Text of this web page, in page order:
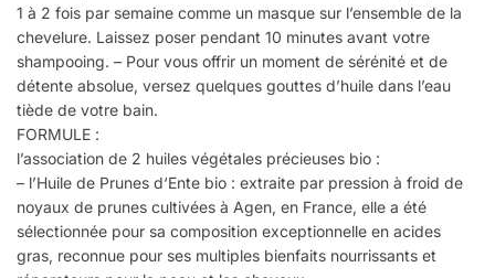
1 à 2 fois par semaine comme un masque sur l’ensemble de la
chevelure. Laissez poser pendant 10 minutes avant votre
shampooing. – Pour vous offrir un moment de sérénité et de
détente absolue, versez quelques gouttes d’huile dans l’eau
tiède de votre bain.
FORMULE :
l’association de 2 huiles végétales précieuses bio :
– l’Huile de Prunes d‘Ente bio : extraite par pression à froid de
noyaux de prunes cultivées à Agen, en France, elle a été
sélectionnée pour sa composition exceptionnelle en acides
gras, reconnue pour ses multiples bienfaits nourrissants et